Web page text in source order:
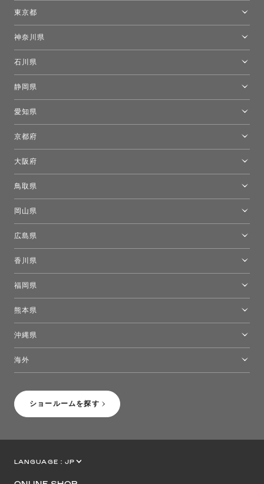
ショールームを探す
東京都
モーイ東京
キーブー東京
FLOS｜フロスデザインスペース青山
神奈川県
石川県
静岡県
愛知県
京都府
大阪府
鳥取県
岡山県
広島県
香川県
福岡県
熊本県
沖縄県
海外
LANGUAGE : JP